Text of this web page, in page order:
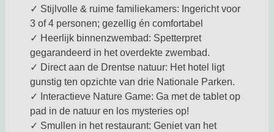
✓ Stijlvolle & ruime familiekamers: Ingericht voor
3 of 4 personen; gezellig én comfortabel
✓ Heerlijk binnenzwembad: Spetterpret
gegarandeerd in het overdekte zwembad.
✓ Direct aan de Drentse natuur: Het hotel ligt
gunstig ten opzichte van drie Nationale Parken.
✓ Interactieve Nature Game: Ga met de tablet op
pad in de natuur en los mysteries op!
✓ Smullen in het restaurant: Geniet van het